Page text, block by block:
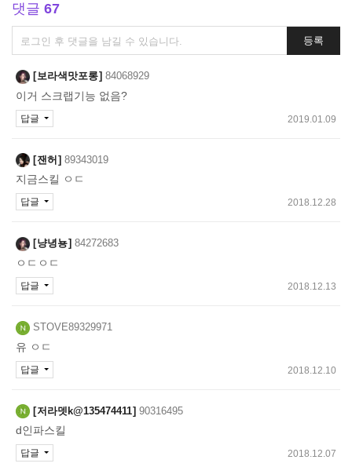
댓글 67
댓
글
쓰
기
등록
보라색맛포롱 84068929
이거 스크랩기능 없음?
2019.01.09
답글
잰허 89343019
지금스킬 ㅇㄷ
2018.12.28
답글
냥녕뇽 84272683
ㅇㄷㅇㄷ
2018.12.13
답글
STOVE89329971
유 ㅇㄷ
2018.12.10
답글
저라뎃k@135474411 90316495
d인파스킬
2018.12.07
답글